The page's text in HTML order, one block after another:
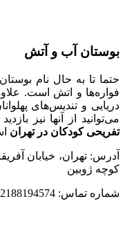
بوستان آب و آتش
حتما تا به حال نام
فواره‌ها و اتش است.
دریایی و تندیس‌های
می‌توانید از آنها نیز
تفریحی کودکان در تهران
آدرس: تهران، خیابان
کوچه ژوبین
شماره تماس: 02188194574